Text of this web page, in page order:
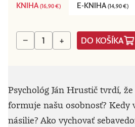
KNIHA (16,90 €) E-KNIHA (14,90 €)
− + DO KOŠÍKA
Psychológ Ján Hrustič tvrdí,
formuje našu osobnosť? Kedy
násilie? Ako vychovať